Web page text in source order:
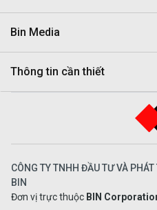
Bin Media
Thông tin cần thiết
CÔNG TY TNHH ĐẦU TƯ VÀ
BIN
Đơn vị trực thuộc BIN